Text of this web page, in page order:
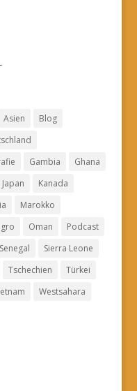
Asien
Blog
Gambia
Ghana
Japan
Kanada
Marokko
Oman
Podcast
Senegal
Sierra Leone
Tschechien
Türkei
Westsahara